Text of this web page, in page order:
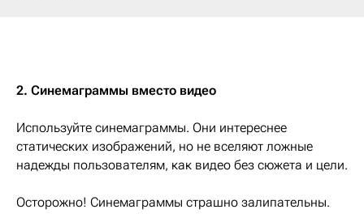
2. Синемаграммы вместо видео
Используйте синемаграммы. Они интереснее
статических изображений, но не вселяют ложные
надежды пользователям, как видео без сюжета и цели.
Осторожно! Синемаграммы страшно залипательны.